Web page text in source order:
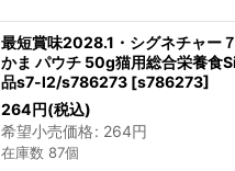
最短賞味2028.1・シグネチャー
かま パウチ 50g猫用総合栄養食
品s7-l2/s786273 [s786273]
264円(税込)
希望小売価格: 264円
在庫数 87個